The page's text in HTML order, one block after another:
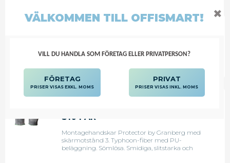
FILTRERA SORTERA
S10 PAR
Montagehandskar Protector by Granberg med
skärmotstånd 3. Typhoon-fiber med PU-
beläggning. Sömlösa. Smidiga, slitstarka och
VÄLKOMMEN TILL OFFISMART!
VILL DU HANDLA SOM FÖRETAG ELLER PRIVATPERSON?
FÖRETAG
PRISER VISAS EXKL. MOMS
PRIVAT
PRISER VISAS INKL. MOMS
✖